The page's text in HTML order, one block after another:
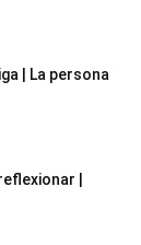
| La persona
|